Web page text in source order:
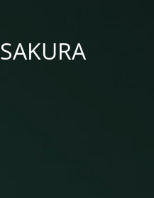
SAKURA